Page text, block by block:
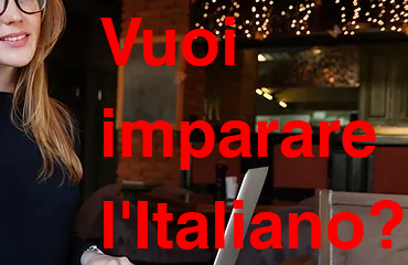
Vuoi
imparare
l'Italiano?